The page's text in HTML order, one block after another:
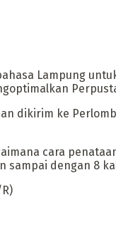
Lampung
dikirim ke
cara
sampai dengan 8